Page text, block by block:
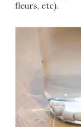
fleurs, etc).